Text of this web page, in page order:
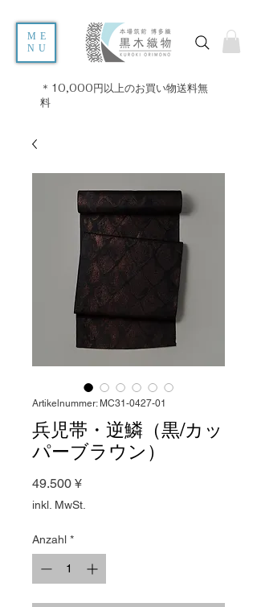
ME
NU
＊10,000円以上のお買い物送料無
料
Artikelnummer: MC31-0427-01
兵児帯・逆鱗（黒/カッ
パーブラウン）
49.500 ¥Preis
inkl. MwSt.
Anzahl *